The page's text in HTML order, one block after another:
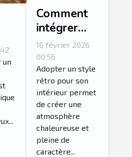
un
Comment
intégrer
des
accessoires
vintage
pour un
intérieur
rétro
authentique
?
16 février 2026
00:56
Adopter un style
rétro pour son
intérieur permet
de créer une
atmosphère
chaleureuse et
pleine de
caractère...